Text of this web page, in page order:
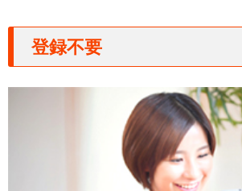
登録不要